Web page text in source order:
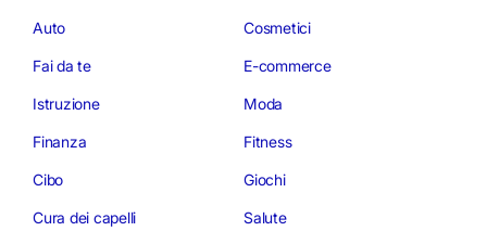
Auto Cosmetici
Fai da te E-commerce
Istruzione Moda
Finanza Fitness
Cibo Giochi
Cura dei capelli Salute